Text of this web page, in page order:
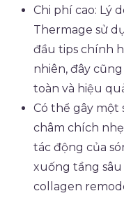
Chi phí cao: Lý
Thermage sử
đầu tips chính
nhiên, đây
toàn và hiệu
Có thể gây một
châm chích
tác động của
xuống tầng
collagen